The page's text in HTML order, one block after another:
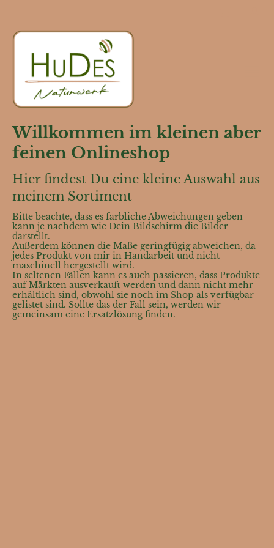
Willkommen im kleinen aber
feinen Onlineshop
Hier findest Du eine kleine Auswahl aus
meinem Sortiment
Bitte beachte, dass es farbliche Abweichungen geben
kann je nachdem wie Dein Bildschirm die Bilder
darstellt.
Außerdem können die Maße geringfügig abweichen, da
jedes Produkt von mir in Handarbeit und nicht
maschinell hergestellt wird.
In seltenen Fällen kann es auch passieren, dass Produkte
auf Märkten ausverkauft werden und dann nicht mehr
erhältlich sind, obwohl sie noch im Shop als verfügbar
gelistet sind. Sollte das der Fall sein, werden wir
gemeinsam eine Ersatzlösung finden.